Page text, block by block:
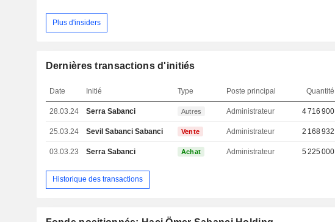
Plus d'insiders
Dernières transactions d'initiés
Date Initié Type Poste principal Quantité
28.03.24 Serra Sabanci Autres Administrateur 4 716 900
25.03.24 Sevil Sabanci Sabanci Vente Administrateur 2 168 932
03.03.23 Serra Sabanci Achat Administrateur 5 225 000
Historique des transactions